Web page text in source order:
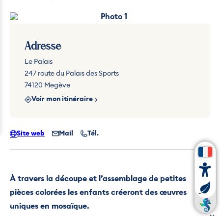
À travers la découpe et l’assemblage de petites
pièces colorées les enfants créeront des œuvres
uniques en mosaïque.
Adresse
Le Palais
247 route du Palais des Sports
74120 Megève
Voir mon itinéraire
Site web Mail Tél.